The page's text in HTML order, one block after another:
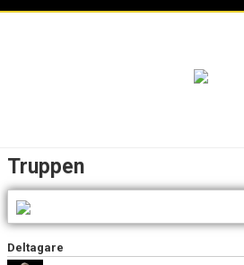
MATCHER
Truppen
Deltagare